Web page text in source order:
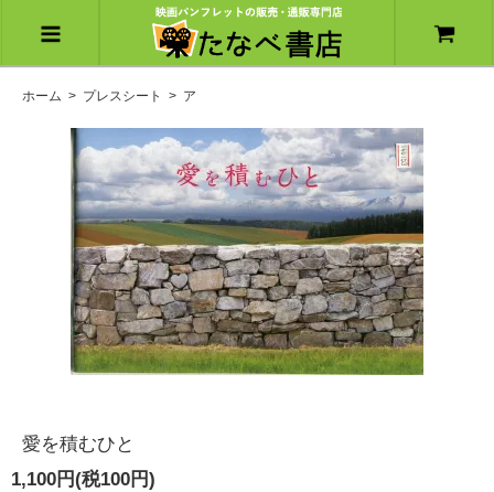
ホーム > プレスシート > ア
愛を積むひと
1,100円(税100円)